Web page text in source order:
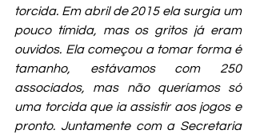
torcida. Em abril de 2015 ela surgia um
pouco tímida, mas os gritos já eram
ouvidos. Ela começou a tomar forma é
tamanho, estávamos com 250
associados, mas não queríamos só
uma torcida que ia assistir aos jogos e
pronto. Juntamente com a Secretaria